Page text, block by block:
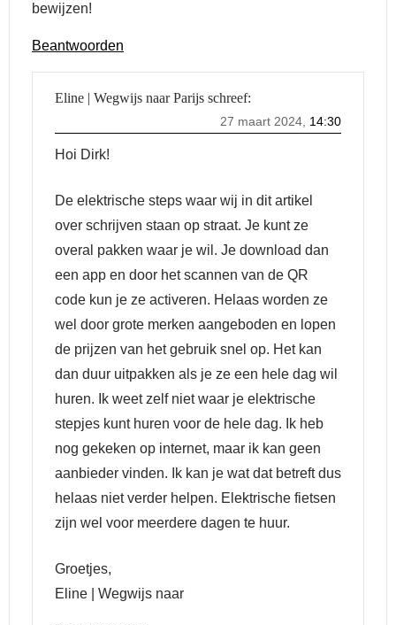
bewijzen!
Beantwoorden
Eline | Wegwijs naar Parijs schreef:
27 maart 2024, 14:30
Hoi Dirk!
De elektrische steps waar wij in dit artikel
over schrijven staan op straat. Je kunt ze
overal pakken waar je wil. Je download dan
een app en door het scannen van de QR
code kun je ze activeren. Helaas worden ze
wel door grote merken aangeboden en lopen
de prijzen van het gebruik snel op. Het kan
dan duur uitpakken als je ze een hele dag wil
huren. Ik weet zelf niet waar je elektrische
stepjes kunt huren voor de hele dag. Ik heb
nog gekeken op internet, maar ik kan geen
aanbieder vinden. Ik kan je wat dat betreft dus
helaas niet verder helpen. Elektrische fietsen
zijn wel voor meerdere dagen te huur.
Groetjes,
Eline | Wegwijs naar